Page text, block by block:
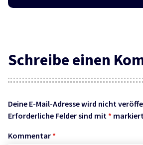
Schreibe einen
Deine E-Mail-Adresse wird nicht
Erforderliche Felder sind mit *
Kommentar *